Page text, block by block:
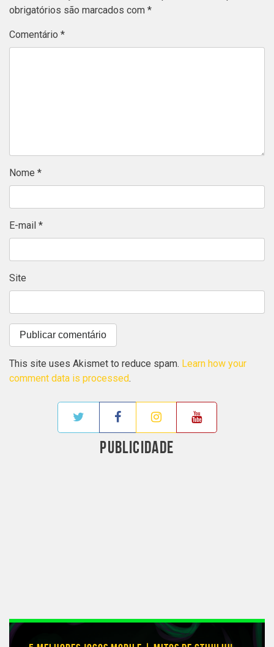
obrigatórios são marcados com *
Comentário *
Nome *
E-mail *
Site
This site uses Akismet to reduce spam. Learn how your
comment data is processed.
PUBLICIDADE